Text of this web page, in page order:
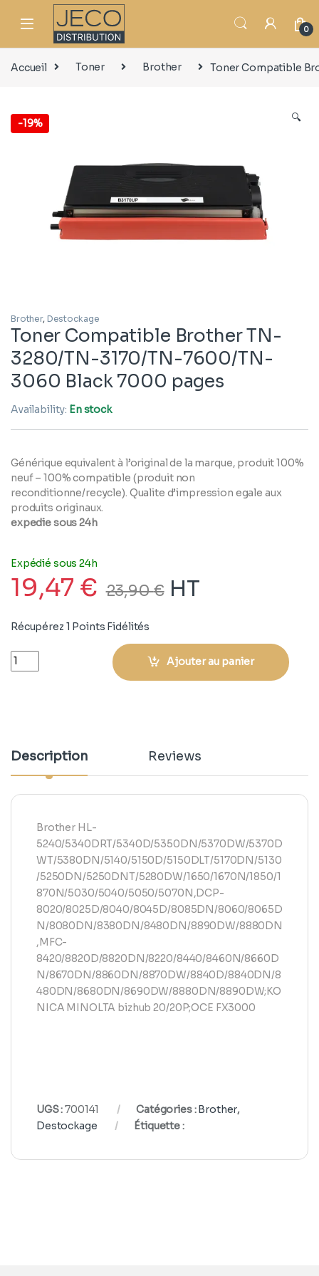
0
Accueil Toner Brother Toner Compatible
-19% 🔍
Brother, Destockage
Toner Compatible Brother TN-
3280/TN-3170/TN-7600/TN-
3060 Black 7000 pages
Availability: En stock
Générique equivalent à l’original de la marque, produit 100%
neuf – 100% compatible (produit non
reconditionne/recycle). Qualite d’impression egale aux
produits originaux.
expedie sous 24h
Expédié sous 24h
19,47 € 23,90€ HT
Récupérez 1 Points Fidélités
Quantity Ajouter au panier
Description Reviews
Brother HL-
5240/5340DRT/5340D/5350DN/5370DW/5370D
WT/5380DN/5140/5150D/5150DLT/5170DN/5130
/5250DN/5250DNT/5280DW/1650/1670N/1850/1
870N/5030/5040/5050/5070N,DCP-
8020/8025D/8040/8045D/8085DN/8060/8065D
N/8080DN/8380DN/8480DN/8890DW/8880DN
,MFC-
8420/8820D/8820DN/8220/8440/8460N/8660D
N/8670DN/8860DN/8870DW/8840D/8840DN/8
480DN/8680DN/8690DW/8880DN/8890DW;KO
NICA MINOLTA bizhub 20/20P;OCE FX3000
UGS :700141 Catégories : Brother,
Destockage
Étiquette :